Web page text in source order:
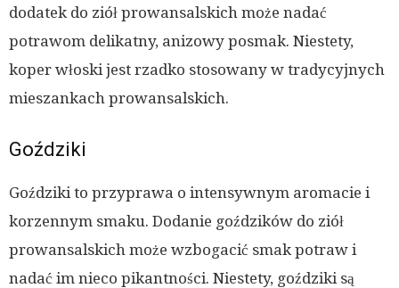
dodatek do ziół prowansalskich może nadać
potrawom delikatny, anizowy posmak. Niestety,
koper włoski jest rzadko stosowany w tradycyjnych
mieszankach prowansalskich.
Goździki
Goździki to przyprawa o intensywnym aromacie i
korzennym smaku. Dodanie goździków do ziół
prowansalskich może wzbogacić smak potraw i
nadać im nieco pikantności. Niestety, goździki są